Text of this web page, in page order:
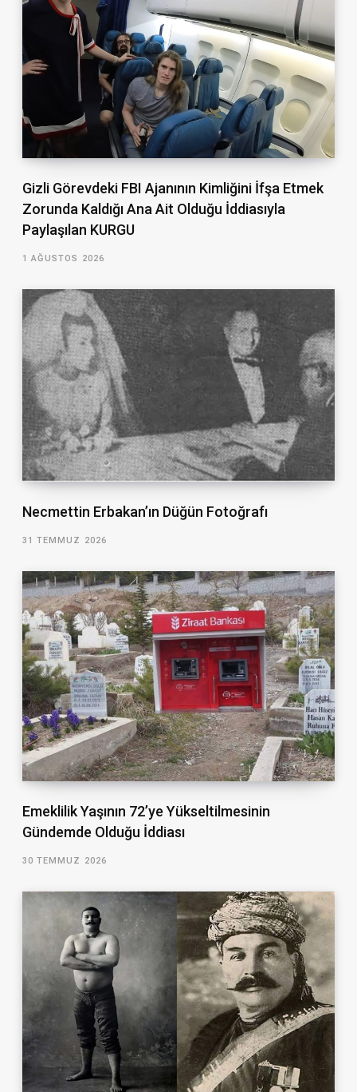
Gizli Görevdeki FBI Ajanının Kimliğini İfşa Etmek
Zorunda Kaldığı Ana Ait Olduğu İddiasıyla
Paylaşılan KURGU
1 AĞUSTOS 2026
Necmettin Erbakan’ın Düğün Fotoğrafı
31 TEMMUZ 2026
Emeklilik Yaşının 72’ye Yükseltilmesinin
Gündemde Olduğu İddiası
30 TEMMUZ 2026